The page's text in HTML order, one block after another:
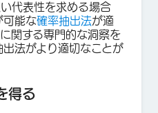
代表性を求める場合
可能な確率抽出法が適
関する専門的な洞察を
法がより適切なことが
得る